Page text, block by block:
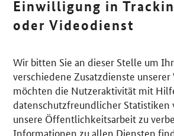
Einwilligung in
oder Videodienst
Wir bitten Sie an dieser Stelle um
verschiedene Zusatzdienste unserer
möchten die Nutzeraktivität mit
datenschutzfreundlicher Statistiken
unsere Öffentlichkeitsarbeit zu
Informationen zu allen Diensten